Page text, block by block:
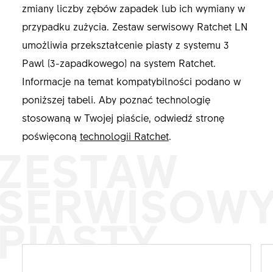
zmiany liczby zębów zapadek lub ich wymiany w
przypadku zużycia. Zestaw serwisowy Ratchet LN
umożliwia przekształcenie piasty z systemu 3
Pawl (3-zapadkowego) na system Ratchet.
Informacje na temat kompatybilności podano w
poniższej tabeli. Aby poznać technologię
stosowaną w Twojej piaście, odwiedź stronę
poświęconą technologii Ratchet.